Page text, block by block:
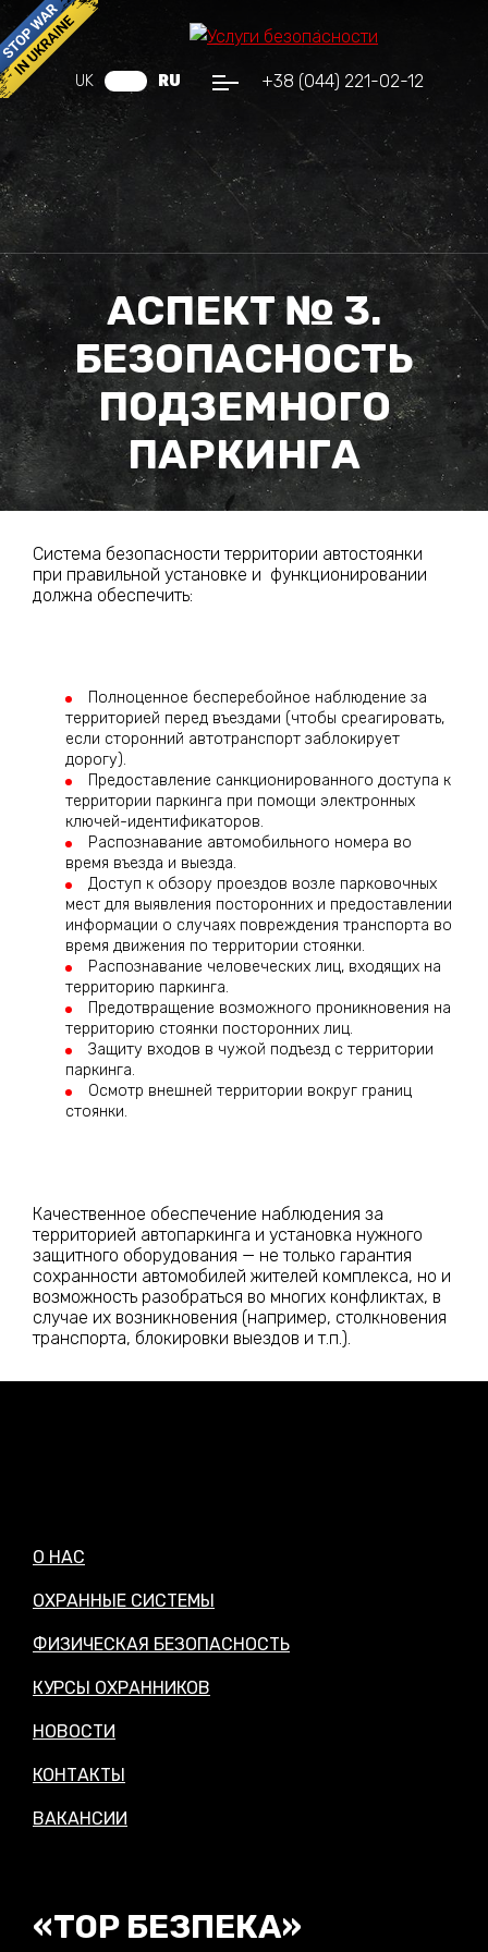
+38 (044) 221-02-12
UK RU
АСПЕКТ № 3.
БЕЗОПАСНОСТЬ
ПОДЗЕМНОГО
ПАРКИНГА
Система безопасности территории автостоянки
при правильной установке и функционировании
должна обеспечить:
Полноценное бесперебойное наблюдение за
территорией перед въездами (чтобы среагировать,
если сторонний автотранспорт заблокирует
дорогу).
Предоставление санкционированного доступа к
территории паркинга при помощи электронных
ключей-идентификаторов.
Распознавание автомобильного номера во
время въезда и выезда.
Доступ к обзору проездов возле парковочных
мест для выявления посторонних и предоставлении
информации о случаях повреждения транспорта во
время движения по территории стоянки.
Распознавание человеческих лиц, входящих на
территорию паркинга.
Предотвращение возможного проникновения на
территорию стоянки посторонних лиц.
Защиту входов в чужой подъезд с территории
паркинга.
Осмотр внешней территории вокруг границ
стоянки.
Качественное обеспечение наблюдения за
территорией автопаркинга и установка нужного
защитного оборудования — не только гарантия
сохранности автомобилей жителей комплекса, но и
возможность разобраться во многих конфликтах, в
случае их возникновения (например, столкновения
транспорта, блокировки выездов и т.п.).
«ТОР БЕЗПЕКА»
О НАС
ОХРАННЫЕ СИСТЕМЫ
ФИЗИЧЕСКАЯ БЕЗОПАСНОСТЬ
КУРСЫ ОХРАННИКОВ
НОВОСТИ
КОНТАКТЫ
ВАКАНСИИ